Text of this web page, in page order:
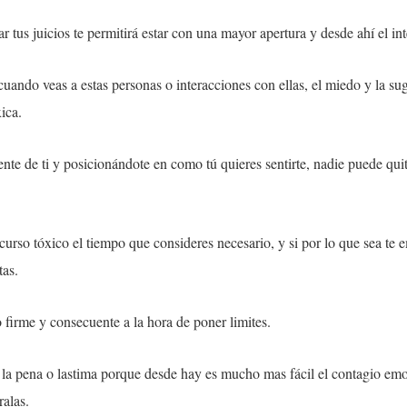
tus juicios te permitirá estar con una mayor apertura y desde ahí el
veas a estas personas o interacciones con ellas, el miedo y la
de ti y posicionándote en como tú quieres sentirte, nadie puede
tóxico el tiempo que consideres necesario, y si por lo que sea te
y consecuente a la hora de poner limites.
pena o lastima porque desde hay es mucho mas fácil el contagio